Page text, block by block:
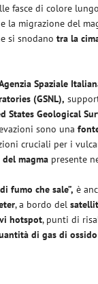
fasce di colore
e la migrazione del
si snodanotra la
Spaziale
(GSNL),
States Geological
sono una
cruciali per i
magma presente
fumo che sale”, è
, a bordo del
hotspot, punti di
di gas di